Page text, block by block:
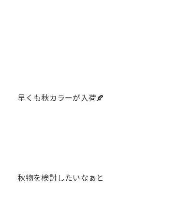
早くも秋カラーが入荷🍂
秋物を検討したいなぁと